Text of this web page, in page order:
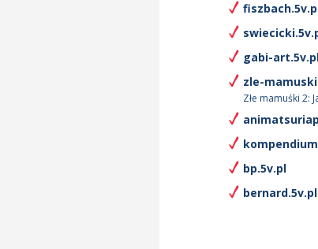
gabi-
zle-
Złe mamuśki 2:
bp.5v.pl
bernard.5v.pl